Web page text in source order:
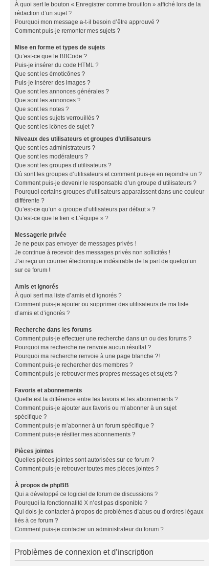
À quoi sert le bouton « Enregistrer comme brouillon » affiché lors de la
rédaction d’un sujet ?
Pourquoi mon message a-t-il besoin d’être approuvé ?
Comment puis-je remonter mes sujets ?
Mise en forme et types de sujets
Qu’est-ce que le BBCode ?
Puis-je insérer du code HTML ?
Que sont les émoticônes ?
Puis-je insérer des images ?
Que sont les annonces générales ?
Que sont les annonces ?
Que sont les notes ?
Que sont les sujets verrouillés ?
Que sont les icônes de sujet ?
Niveaux des utilisateurs et groupes d’utilisateurs
Que sont les administrateurs ?
Que sont les modérateurs ?
Que sont les groupes d’utilisateurs ?
Où sont les groupes d’utilisateurs et comment puis-je en rejoindre un ?
Comment puis-je devenir le responsable d’un groupe d’utilisateurs ?
Pourquoi certains groupes d’utilisateurs apparaissent dans une couleur
différente ?
Qu’est-ce qu’un « groupe d’utilisateurs par défaut » ?
Qu’est-ce que le lien « L’équipe » ?
Messagerie privée
Je ne peux pas envoyer de messages privés !
Je continue à recevoir des messages privés non sollicités !
J’ai reçu un courrier électronique indésirable de la part de quelqu’un
sur ce forum !
Amis et ignorés
À quoi sert ma liste d’amis et d’ignorés ?
Comment puis-je ajouter ou supprimer des utilisateurs de ma liste
d’amis et d’ignorés ?
Recherche dans les forums
Comment puis-je effectuer une recherche dans un ou des forums ?
Pourquoi ma recherche ne renvoie aucun résultat ?
Pourquoi ma recherche renvoie à une page blanche ?!
Comment puis-je rechercher des membres ?
Comment puis-je retrouver mes propres messages et sujets ?
Favoris et abonnements
Quelle est la différence entre les favoris et les abonnements ?
Comment puis-je ajouter aux favoris ou m’abonner à un sujet
spécifique ?
Comment puis-je m’abonner à un forum spécifique ?
Comment puis-je résilier mes abonnements ?
Pièces jointes
Quelles pièces jointes sont autorisées sur ce forum ?
Comment puis-je retrouver toutes mes pièces jointes ?
À propos de phpBB
Qui a développé ce logiciel de forum de discussions ?
Pourquoi la fonctionnalité X n’est pas disponible ?
Qui dois-je contacter à propos de problèmes d’abus ou d’ordres légaux
liés à ce forum ?
Comment puis-je contacter un administrateur du forum ?
Problèmes de connexion et d’inscription